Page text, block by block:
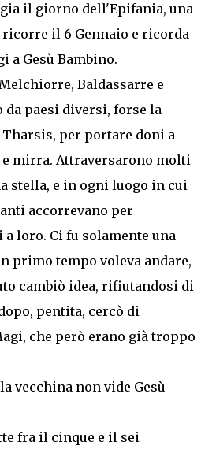
il giorno dell'Epifania, una
il 6 Gennaio e ricorda
a Gesù Bambino.
Baldassarre e
da paesi diversi, forse la
Tharsis, per portare doni a
e mirra. Attraversarono molti
stella, e in ogni luogo in cui
accorrevano per
a loro. Ci fu solamente una
primo tempo voleva andare,
cambiò idea, rifiutandosi di
pentita, cercò di
che però erano già troppo
vecchina non vide Gesù
fra il cinque e il sei